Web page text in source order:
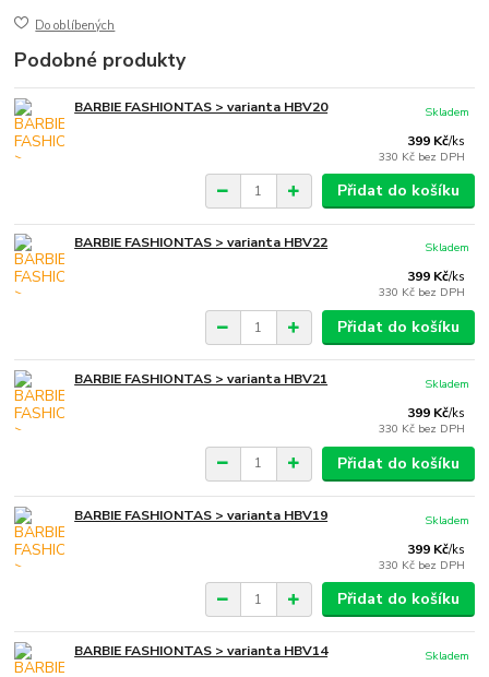
Do oblíbených
Podobné produkty
BARBIE FASHIONTAS > varianta HBV20
399 Kč/ks
330 Kč bez DPH
Skladem
Přidat do košíku
BARBIE FASHIONTAS > varianta HBV22
399 Kč/ks
330 Kč bez DPH
Skladem
Přidat do košíku
BARBIE FASHIONTAS > varianta HBV21
399 Kč/ks
330 Kč bez DPH
Skladem
Přidat do košíku
BARBIE FASHIONTAS > varianta HBV19
399 Kč/ks
330 Kč bez DPH
Skladem
Přidat do košíku
BARBIE FASHIONTAS > varianta HBV14
Skladem